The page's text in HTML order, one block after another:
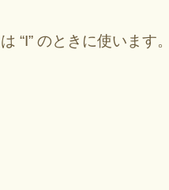
“I” のときに使います。